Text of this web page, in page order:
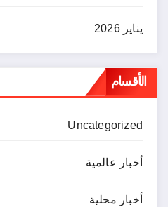
يناير 2026
الأقسام
Uncategorized
أخبار عالمية
أخبار محلية